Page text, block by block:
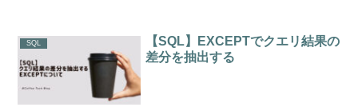
SQL
【SQL】EXCEPTでクエリ結果の
差分を抽出する